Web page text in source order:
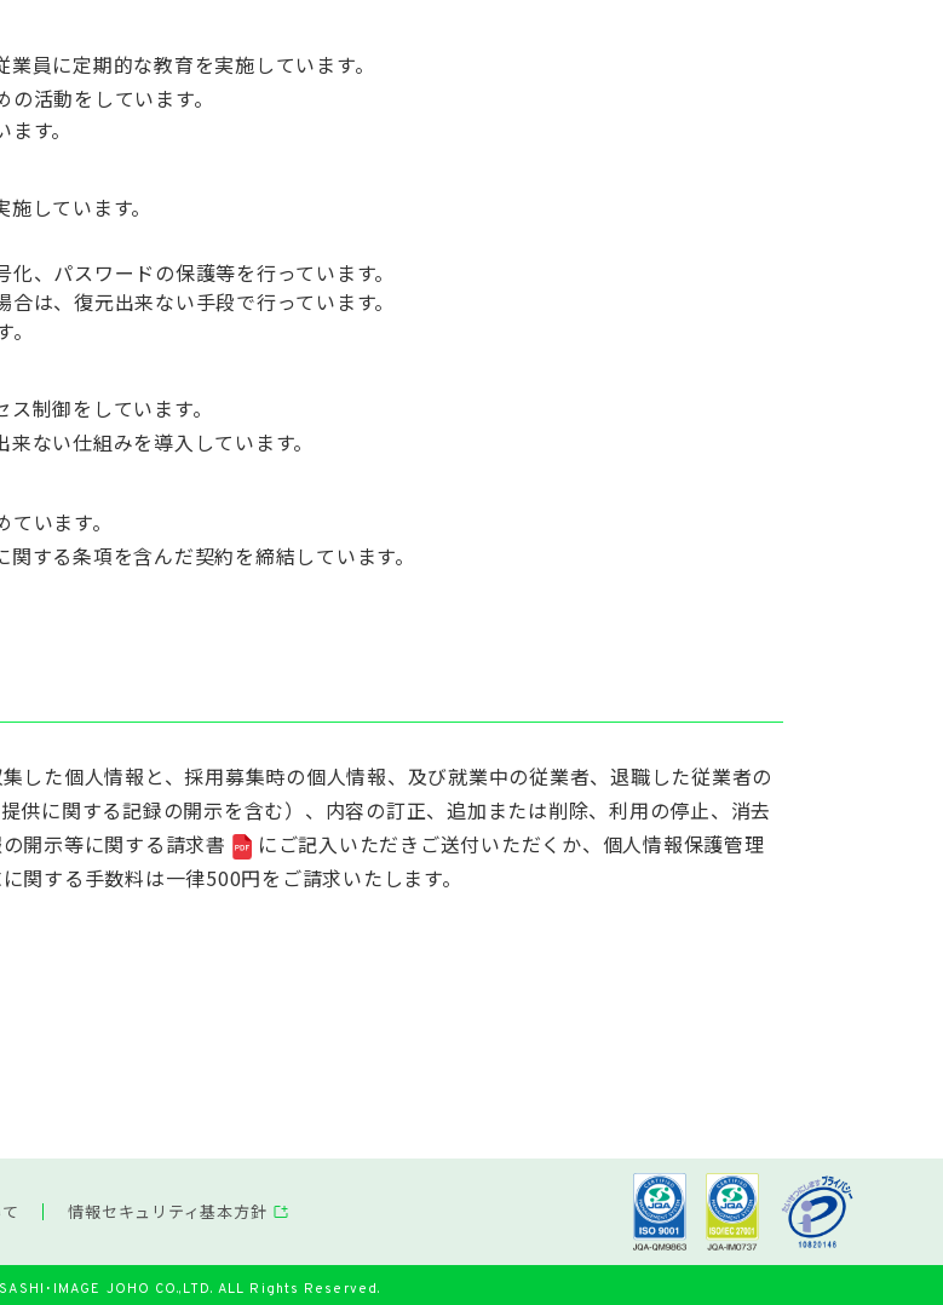
員に定期的な教育を実施しています。
活動をしています。
す。
しています。
、パスワードの保護等を行っています。
は、復元出来ない手段で行っています。
制御をしています。
出来ない仕組みを導入しています。
います。
する条項を含んだ契約を締結しています。
した個人情報と、採用募集時の個人情報、及び就業中の従業者、退職した従業者の
供に関する記録の開示を含む）、内容の訂正、追加または削除、利用の停止、消去
開示等に関する請求書
にご記入いただきご送付いただくか、個人情報保護管理
関する手数料は一律500円をご請求いたします。
情報セキュリティ基本方針
･IMAGE JOHO CO.,LTD. ALL Rights Reserved.